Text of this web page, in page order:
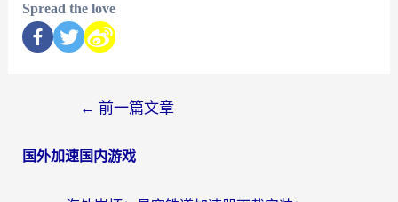
Spread the love
← 前一篇文章
国外加速国内游戏